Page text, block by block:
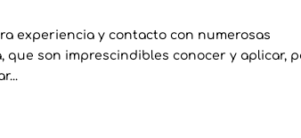
experiencia y contacto con numerosas
que son imprescindibles conocer y aplicar,